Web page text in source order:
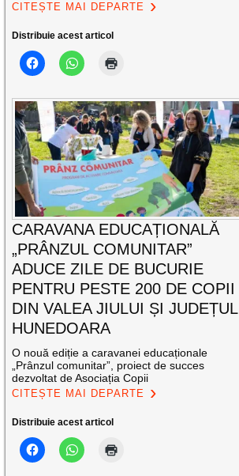
CITEȘTE MAI DEPARTE
Distribuie acest articol
CARAVANA EDUCAȚIONALĂ
„PRÂNZUL COMUNITAR”
ADUCE ZILE DE BUCURIE
PENTRU PESTE 200 DE COPII
DIN VALEA JIULUI ȘI JUDEȚUL
HUNEDOARA
O nouă ediție a caravanei educaționale
„Prânzul comunitar”, proiect de succes
dezvoltat de Asociația Copii
CITEȘTE MAI DEPARTE
Distribuie acest articol